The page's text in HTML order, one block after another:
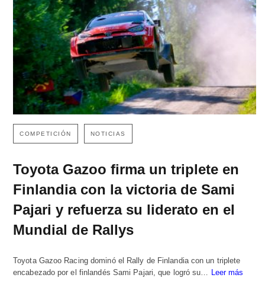
COMPETICIÓN NOTICIAS
Toyota Gazoo firma un triplete en
Finlandia con la victoria de Sami
Pajari y refuerza su liderato en el
Mundial de Rallys
Toyota Gazoo Racing dominó el Rally de Finlandia con un triplete
encabezado por el finlandés Sami Pajari, que logró su… Leer más